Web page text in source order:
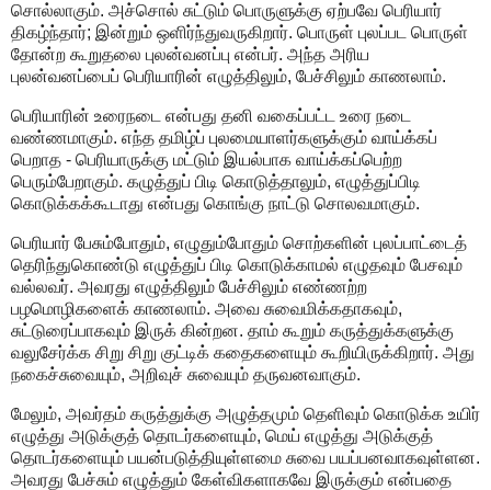
சொல்லாகும். அச்சொல் சுட்டும் பொருளுக்கு ஏற்பவே பெரியார்
திகழ்ந்தார்; இன்றும் ஒளிர்ந்துவருகிறார். பொருள் புலப்பட பொருள்
தோன்ற கூறுதலை புலன்வனப்பு என்பர். அந்த அரிய
புலன்வனப்பைப் பெரியாரின் எழுத்திலும், பேச்சிலும் காணலாம்.
பெரியாரின் உரைநடை என்பது தனி வகைப்பட்ட உரை நடை
வண்ணமாகும். எந்த தமிழ்ப் புலமையாளர்களுக்கும் வாய்க்கப்
பெறாத - பெரியாருக்கு மட்டும் இயல்பாக வாய்க்கப்பெற்ற
பெரும்பேறாகும். கழுத்துப் பிடி கொடுத்தாலும், எழுத்துப்பிடி
கொடுக்கக்கூடாது என்பது கொங்கு நாட்டு சொலவமாகும்.
பெரியார் பேசும்போதும், எழுதும்போதும் சொற்களின் புலப்பாட்டைத்
தெரிந்துகொண்டு எழுத்துப் பிடி கொடுக்காமல் எழுதவும் பேசவும்
வல்லவர். அவரது எழுத்திலும் பேச்சிலும் எண்ணற்ற
பழமொழிகளைக் காணலாம். அவை சுவைமிக்கதாகவும்,
சுட்டுரைப்பாகவும் இருக் கின்றன. தாம் கூறும் கருத்துக்களுக்கு
வலுசேர்க்க சிறு சிறு குட்டிக் கதைகளையும் கூறியிருக்கிறார். அது
நகைச்சுவையும், அறிவுச் சுவையும் தருவனவாகும்.
மேலும், அவர்தம் கருத்துக்கு அழுத்தமும் தெளிவும் கொடுக்க உயிர்
எழுத்து அடுக்குத் தொடர்களையும், மெய் எழுத்து அடுக்குத்
தொடர்களையும் பயன்படுத்தியுள்ளமை சுவை பயப்பனவாகவுள்ளன.
அவரது பேச்சும் எழுத்தும் கேள்விகளாகவே இருக்கும் என்பதை